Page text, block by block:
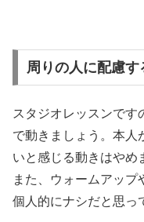
周りの人に配慮す
スタジオレッスンです
で動きましょう。本人
いと感じる動きはやめ
また、ウォームアップ
個人的にナシだと思っ